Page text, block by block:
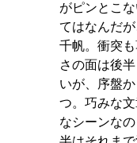
がピンとこ
てはなんだ
千帆。衝突
さの面は後
いが、序盤
つ。巧みな
なシーンな